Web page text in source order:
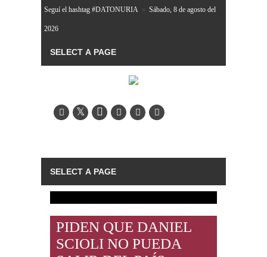
Seguí el hashtag #DATONURIA » Sábado, 8 de agosto del
2026
PIDEN QUE DANIEL
SCIOLI NO PUEDA